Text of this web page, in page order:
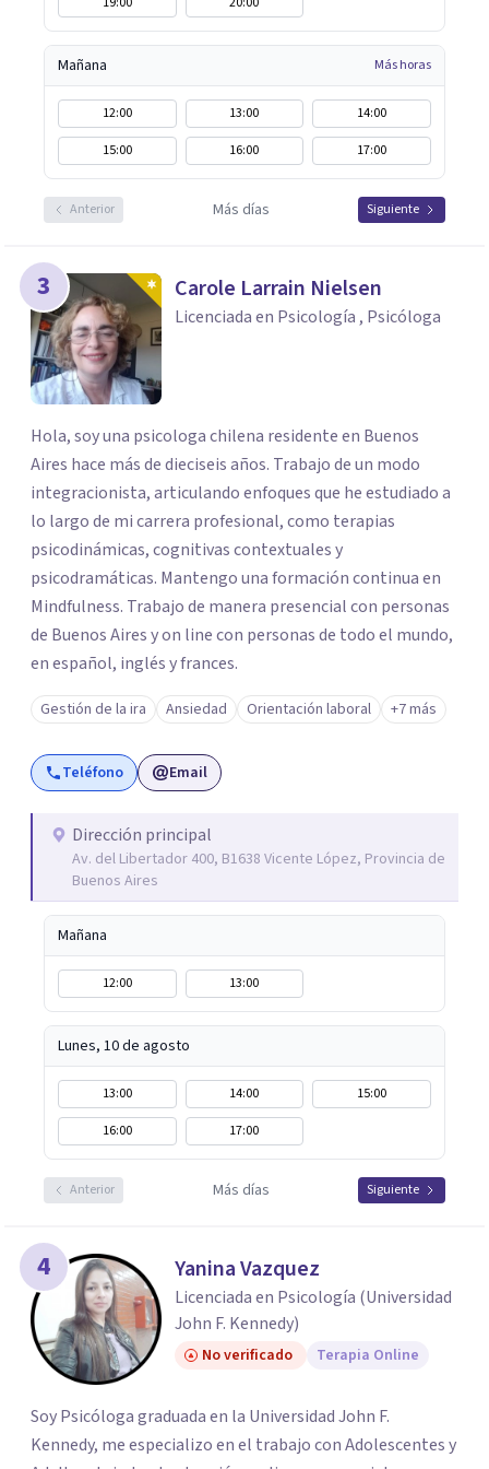
Mañana Más horas
12:00 13:00
14:00
15:00
16:00 17:00
Anterior Más días Siguiente
3 Carole Larrain Nielsen
Licenciada en Psicología , Psicóloga
Hola, soy una psicologa chilena residente en Buenos
Aires hace más de dieciseis años. Trabajo de un modo
integracionista, articulando enfoques que he estudiado a
lo largo de mi carrera profesional, como terapias
psicodinámicas, cognitivas contextuales y
psicodramáticas. Mantengo una formación continua en
Mindfulness. Trabajo de manera presencial con personas
de Buenos Aires y on line con personas de todo el mundo,
en español, inglés y frances.
Gestión de la ira Ansiedad Orientación laboral +7 más
Teléfono Email
Dirección principal
Av. del Libertador 400, B1638 Vicente López, Provincia de
Buenos Aires
Mañana
12:00 13:00
Lunes, 10 de agosto
13:00 14:00
15:00
16:00
17:00
Anterior Más días Siguiente
4 Yanina Vazquez
Licenciada en Psicología (Universidad
John F. Kennedy)
No verificado Terapia Online
Soy Psicóloga graduada en la Universidad John F.
Kennedy, me especializo en el trabajo con Adolescentes y